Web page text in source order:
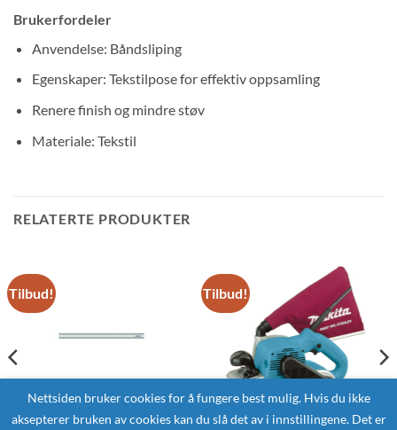
Brukerfordeler
Anvendelse: Båndsliping
Egenskaper: Tekstilpose for effektiv oppsamling
Renere finish og mindre støv
Materiale: Tekstil
RELATERTE PRODUKTER
Tilbud! Tilbud!
Nettsiden bruker cookies for å fungere best mulig. Hvis du ikke
aksepterer bruken av cookies kan du slå det av i innstillingene. Det er